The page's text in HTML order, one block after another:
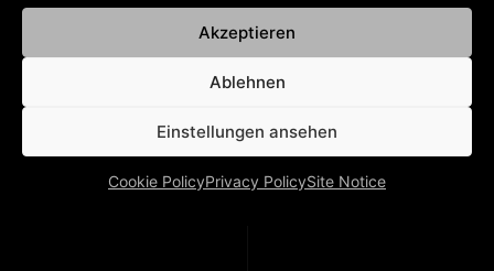
Akzeptieren
Ablehnen
Einstellungen ansehen
Cookie PolicyPrivacy PolicySite Notice
BACK TO ALL NEWS